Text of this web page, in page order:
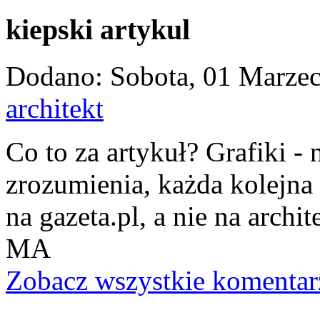
kiepski artykul
Dodano: Sobota, 01
architekt
Co to za artykuł? Grafiki -
zrozumienia, każda
na gazeta.pl, a nie na
MA
Zobacz wszystkie